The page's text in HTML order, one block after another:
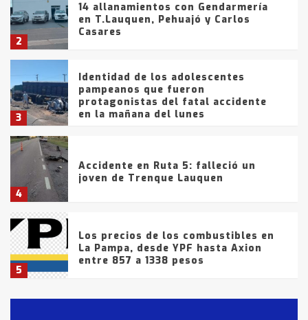
2
14 allanamientos con Gendarmería
en T.Lauquen, Pehuajó y Carlos
Casares
3
Identidad de los adolescentes
pampeanos que fueron
protagonistas del fatal accidente
en la mañana del lunes
4
Accidente en Ruta 5: falleció un
joven de Trenque Lauquen
5
Los precios de los combustibles en
La Pampa, desde YPF hasta Axion
entre 857 a 1338 pesos